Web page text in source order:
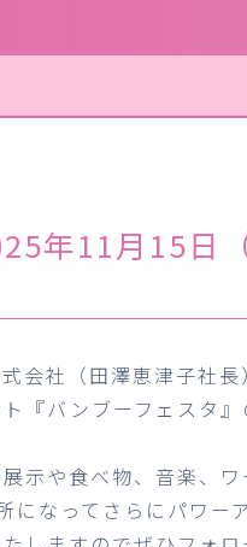
年11月15日
会社（田澤恵津子社長
『バンブーフェスタ
示や食べ物、音楽、
なってさらにパワー